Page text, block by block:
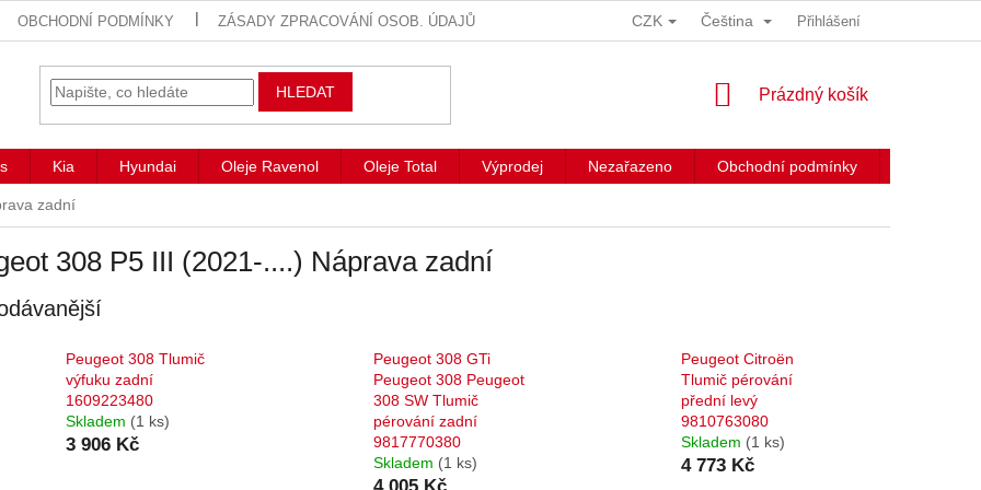
OBCHODNÍ PODMÍNKY ZÁSADY ZPRACOVÁNÍ OSOB. ÚDAJŮ CZK Čeština Přihlášení
HLEDAT
NÁKUPNÍ
Prázdný košík
Kia Hyundai Oleje Ravenol Oleje Total Výprodej Nezařazeno Obchodní podmínky
zadní
308 P5 III (2021-....) Náprava zadní
Peugeot 308 Tlumič
výfuku zadní
1609223480
Skladem (1 ks)
3 906 Kč
Peugeot 308 GTi
Peugeot 308 Peugeot
308 SW Tlumič
pérování zadní
9817770380
Skladem (1 ks)
Peugeot Citroën
Tlumič pérování
přední levý
9810763080
Skladem (1 ks)
4 773 Kč